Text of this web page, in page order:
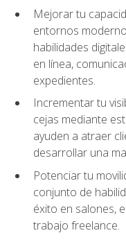
Mejorar tu
entornos
habilidades
en línea,
expedientes.
Incrementar tu
cejas mediante
ayuden a atraer
desarrollar una
Potenciar tu
conjunto de
éxito en salones,
trabajo freelance.